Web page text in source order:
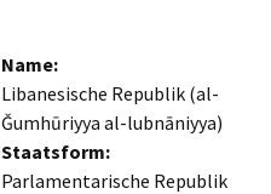
Name:
Libanesische Republik (al-
Ǧumhūriyya al-lubnāniyya)
Staatsform:
Parlamentarische Republik